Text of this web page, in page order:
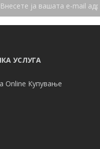
УСЛУГА
Online Купување